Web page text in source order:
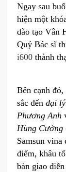
Ngay sau
hiện một
đào tạo Vân
Quý Bác sĩ
i600 thành
Bên cạnh
sắc đến đại
Phương Anh
Hùng Cường
Samsun
điểm, khâu
bàn giao